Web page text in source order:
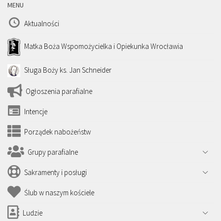
MENU
Aktualności
Matka Boża Wspomożycielka i Opiekunka Wrocławia
Sługa Boży ks. Jan Schneider
Ogłoszenia parafialne
Intencje
Porządek nabożeństw
Grupy parafialne
Sakramenty i posługi
Ślub w naszym kościele
Ludzie